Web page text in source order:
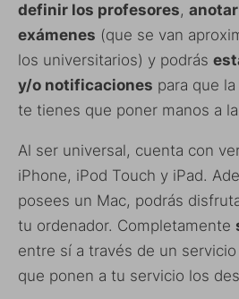
definir los profesores,
exámenes (que se van
los universitarios) y podrás
y/o notificaciones para que
te tienes que poner manos a
Al ser universal, cuenta con
iPhone, iPod Touch y iPad.
posees un Mac, podrás
tu ordenador. Completamente
entre sí a través de un
que ponen a tu servicio los